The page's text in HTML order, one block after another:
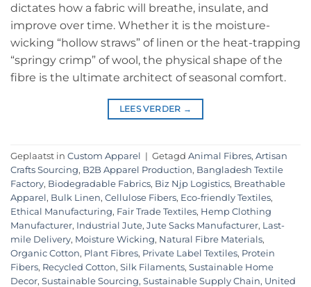
dictates how a fabric will breathe, insulate, and
improve over time. Whether it is the moisture-
wicking “hollow straws” of linen or the heat-trapping
“springy crimp” of wool, the physical shape of the
fibre is the ultimate architect of seasonal comfort.
LEES VERDER →
Geplaatst in Custom Apparel | Getagd Animal Fibres, Artisan
Crafts Sourcing, B2B Apparel Production, Bangladesh Textile
Factory, Biodegradable Fabrics, Biz Njp Logistics, Breathable
Apparel , Bulk Linen, Cellulose Fibers, Eco-friendly Textiles,
Ethical Manufacturing, Fair Trade Textiles, Hemp Clothing
Manufacturer, Industrial Jute, Jute Sacks Manufacturer, Last-
mile Delivery, Moisture Wicking, Natural Fibre Materials,
Organic Cotton, Plant Fibres, Private Label Textiles, Protein
Fibers, Recycled Cotton, Silk Filaments, Sustainable Home
Decor, Sustainable Sourcing, Sustainable Supply Chain, United